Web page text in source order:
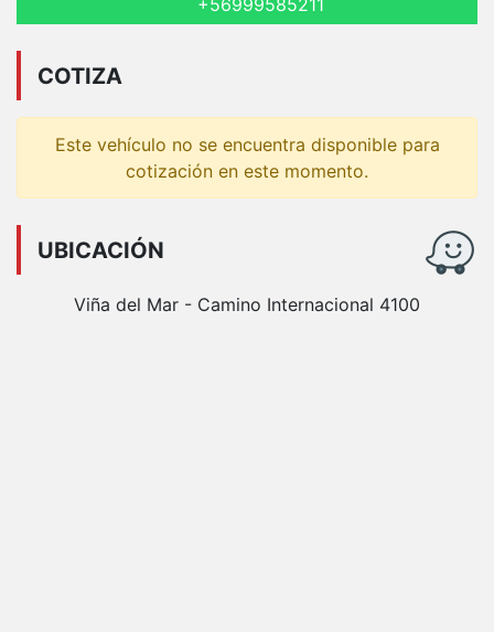
+56999585211
COTIZA
Este vehículo no se encuentra disponible para
cotización en este momento.
UBICACIÓN
Viña del Mar - Camino Internacional 4100